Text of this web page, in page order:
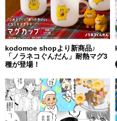
kodomoe shopより新商品♪
「ノラネコぐんだん」耐熱マグ3
種が登場！